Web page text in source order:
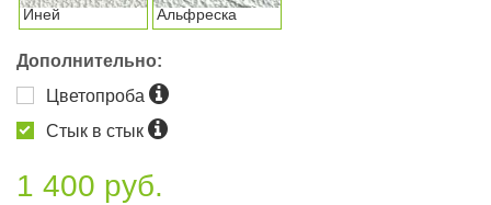
Иней Альфреска
Дополнительно:
Цветопроба
Стык в стык
1 400 руб.